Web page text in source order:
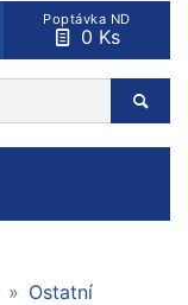
Poptávka ND
0 Ks
Ostatní